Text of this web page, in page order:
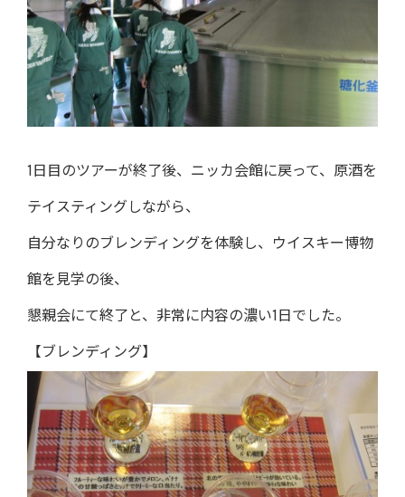
1日目のツアーが終了後、ニッカ会館に戻って、原酒を
テイスティングしながら、
自分なりのブレンディングを体験し、ウイスキー博物
館を見学の後、
懇親会にて終了と、非常に内容の濃い1日でした。
【ブレンディング】